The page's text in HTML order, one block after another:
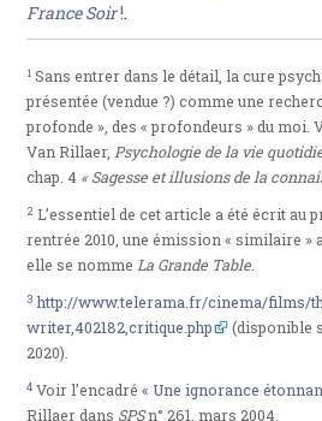
France Soir!.
1 Sans entrer dans le détail, la cure
présentée (vendue ?) comme une
profonde », des « profondeurs » du moi.
Van Rillaer,Psychologie de la vie
chap. 4 « Sagesse et illusions de la
2 L’essentiel de cet article a été écrit au
rentrée 2010, une émission « similaire »
elle se nommeLa Grande Table.
3 http://www.telerama.fr/cinema/films/
writer,402182,critique.php
(disponible
2020).
4 Voir l’encadré« Une ignorance
Rillaer dans SPSn° 261, mars 2004.